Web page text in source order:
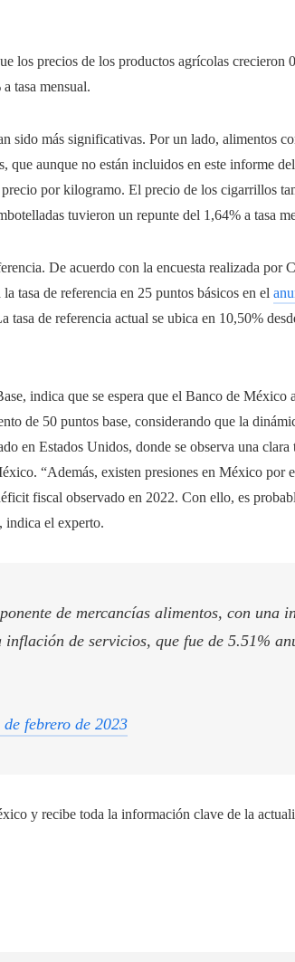
los precios de los productos agrícolas crecieron
tasa mensual.
sido más significativas. Por un lado, alimentos
aunque no están incluidos en este informe
por kilogramo. El precio de los cigarrillos
tuvieron un repunte del 1,64% a tasa
De acuerdo con la encuesta realizada por
tasa de referencia en 25 puntos básicos en el
tasa de referencia actual se ubica en 10,50%
indica que se espera que el Banco de México
de 50 puntos base, considerando que la
en Estados Unidos, donde se observa una clara
“Además, existen presiones en México por
fiscal observado en 2022. Con ello, es
indica el experto.
de mercancías alimentos, con una
de servicios, que fue de 5.51%
de febrero de 2023
y recibe toda la información clave de la